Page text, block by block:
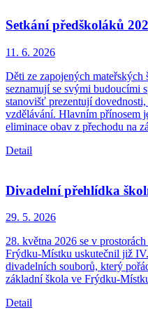
Setkání předškoláků
11. 6. 2026
Děti ze zapojených mateřských
seznamují se svými budoucími
stanovišť prezentují
vzdělávání. Hlavním přínosem
eliminace obav z přechodu na
Detail
Divadelní přehlídka
29. 5. 2026
28. května 2026 se v
Frýdku-Místku uskutečnil již
divadelních souborů, který
základní škola ve Frýdku-
Detail